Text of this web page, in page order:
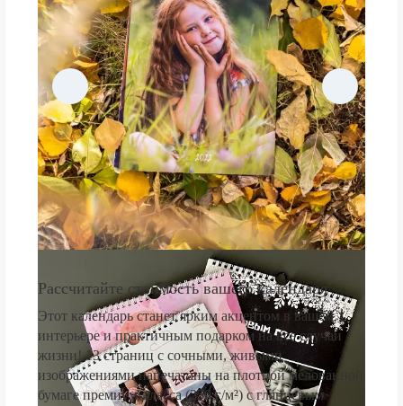
Рассчитайте стоимость вашего календаря
Этот календарь станет ярким акцентом в вашем
интерьере и практичным подарком на все случаи
жизни! 13 страниц с сочными, живыми
изображениями напечатаны на плотной мелованной
бумаге премиум-класса (250 г/м²) с глянцевым